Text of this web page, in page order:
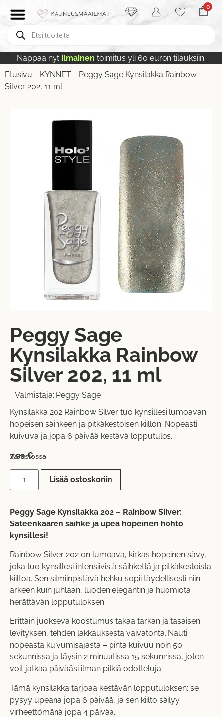
0
Nappaa nyt ilmainen toimitus yli 60 euron tilauksiin.
Etusivu - KYNNET - Peggy Sage Kynsilakka Rainbow
Silver 202, 11 ml
Peggy Sage
Kynsilakka Rainbow
Silver 202, 11 ml
Valmistaja: Peggy Sage
Kynsilakka 202 Rainbow Silver tuo kynsillesi lumoavan
hopeisen säihkeen ja pitkäkestoisen kiillon. Nopeasti
kuivuva ja jopa 6 päivää kestävä lopputulos.
7,99€
Varastossa
Lisää ostoskoriin
Peggy Sage Kynsilakka 202 – Rainbow Silver:
Sateenkaaren säihke ja upea hopeinen hohto
kynsillesi!
Rainbow Silver 202 on lumoava, kirkas hopeinen sävy,
joka tuo kynsillesi intensiivistä säihkettä ja pitkäkestoista
kiiltoa. Sen silmiinpistävä hehku sopii täydellisesti niin
arkeen kuin juhlaan, luoden elegantin ja huomiota
herättävän lopputuloksen.
Erittäin juokseva koostumus takaa tarkan ja tasaisen
levityksen, tehden lakkauksesta vaivatonta. Nauti
nopeasta kuivumisajasta – pinta kuivuu noin 50
sekunnissa ja täysin 2 minuutissa 15 sekunnissa, joten
voit jatkaa päivääsi ilman pitkiä odotteluja.
Tämä kynsilakka tarjoaa kestävän lopputuloksen: se
pysyy upeana jopa 6 päivää, ja sen kiilto säilyy
virheettömänä jopa 4 päivää.